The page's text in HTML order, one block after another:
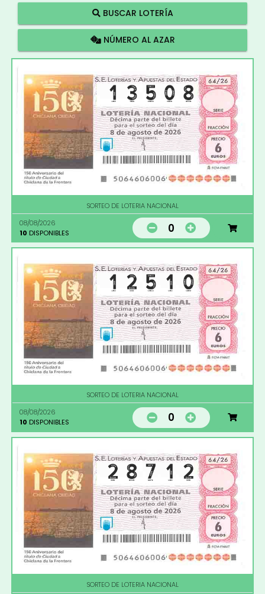
BUSCAR LOTERÍA
NÚMERO AL AZAR
SORTEO DE LOTERIA NACIONAL
08/08/2026
10 DISPONIBLES 0
SORTEO DE LOTERIA NACIONAL
08/08/2026
10 DISPONIBLES 0
SORTEO DE LOTERIA NACIONAL